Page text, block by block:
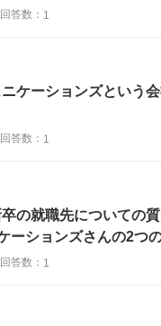
回答数： 1
ケーションズという
回答数： 1
の就職先についての
ーションズさんの2つ
回答数： 1